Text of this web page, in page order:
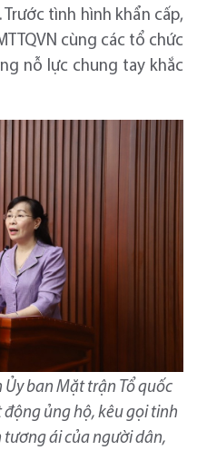
tình hình khẩn cấp,
cùng các tổ chức
nỗ lực chung tay khắc
Ủy ban Mặt trận Tổ quốc
ủng hộ, kêu gọi tinh
ái của người dân,